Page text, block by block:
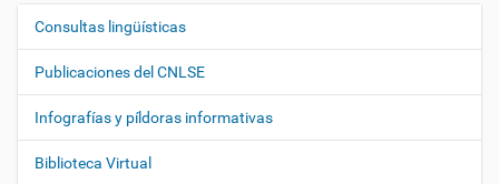
N
e
g
a
Consultas lingüísticas
Publicaciones del CNLSE
Infografías y píldoras informativas
Biblioteca Virtual